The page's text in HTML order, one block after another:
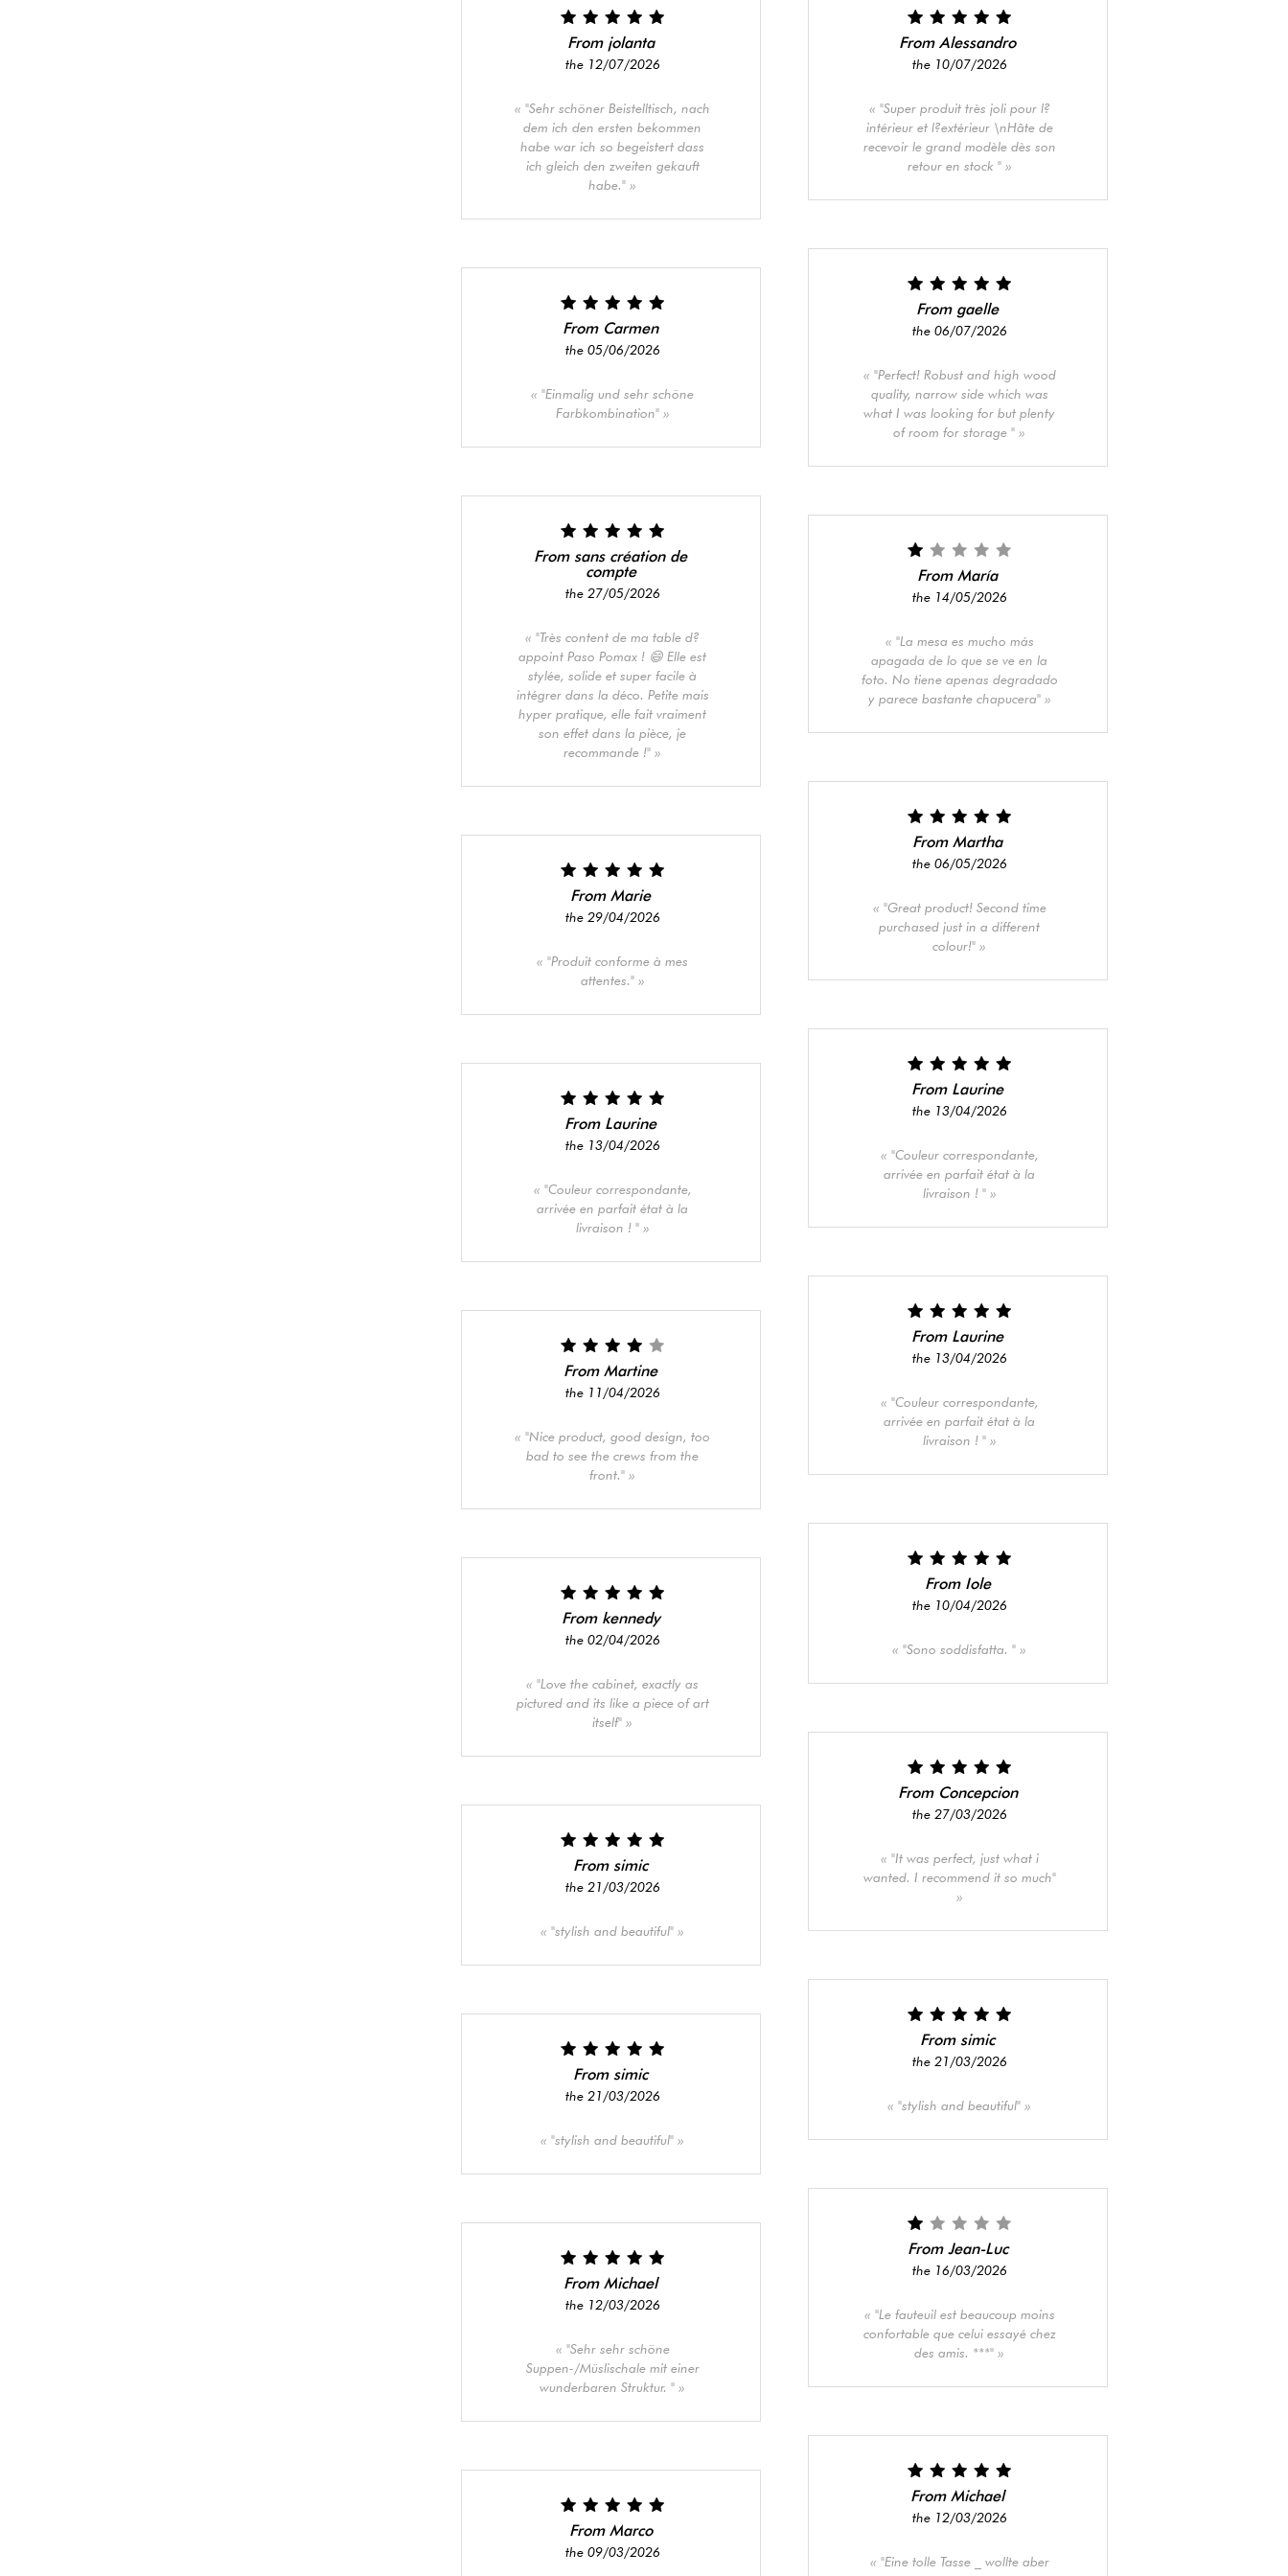
From jolanta
the 12/07/2026
"Sehr schöner Beistelltisch, nach
dem ich den ersten bekommen
habe war ich so begeistert dass
ich gleich den zweiten gekauft
habe."
From Alessandro
the 10/07/2026
"Super produit très joli pour l?
intérieur et l?extérieur \nHâte de
recevoir le grand modèle dès son
retour en stock "
From gaelle
the 06/07/2026
"Perfect! Robust and high wood
quality, narrow side which was
what I was looking for but plenty
of room for storage "
From Carmen
the 05/06/2026
"Einmalig und sehr schöne
Farbkombination"
From sans création de
compte
the 27/05/2026
"Très content de ma table d?
appoint Paso Pomax ! 😄 Elle est
stylée, solide et super facile à
intégrer dans la déco. Petite mais
hyper pratique, elle fait vraiment
son effet dans la pièce, je
recommande !"
From María
the 14/05/2026
"La mesa es mucho más
apagada de lo que se ve en la
foto. No tiene apenas degradado
y parece bastante chapucera"
From Martha
the 06/05/2026
"Great product! Second time
purchased just in a different
colour!"
From Marie
the 29/04/2026
"Produit conforme à mes
attentes."
From Laurine
the 13/04/2026
"Couleur correspondante,
arrivée en parfait état à la
livraison ! "
From Laurine
the 13/04/2026
"Couleur correspondante,
arrivée en parfait état à la
livraison ! "
From Laurine
the 13/04/2026
"Couleur correspondante,
arrivée en parfait état à la
livraison ! "
From Martine
the 11/04/2026
"Nice product, good design, too
bad to see the crews from the
front."
From Iole
the 10/04/2026
"Sono soddisfatta. "
From kennedy
the 02/04/2026
"Love the cabinet, exactly as
pictured and its like a piece of art
itself"
From Concepcion
the 27/03/2026
"It was perfect, just what i
wanted. I recommend it so much"
From simic
the 21/03/2026
"stylish and beautiful"
From simic
the 21/03/2026
"stylish and beautiful"
From simic
the 21/03/2026
"stylish and beautiful"
From Jean-Luc
the 16/03/2026
"Le fauteuil est beaucoup moins
confortable que celui essayé chez
des amis. ***"
From Michael
the 12/03/2026
"Sehr sehr schöne
Suppen-/Müslischale mit einer
wunderbaren Struktur. "
From Michael
the 12/03/2026
"Eine tolle Tasse _ wollte aber
From Marco
the 09/03/2026